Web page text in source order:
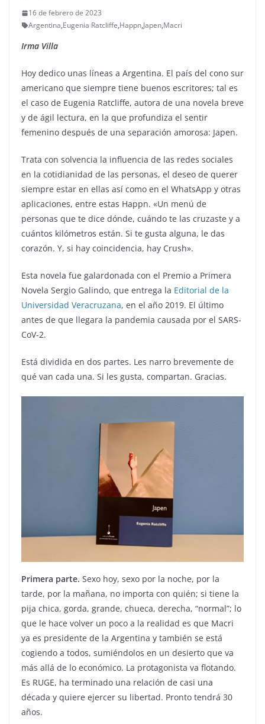
16 de febrero de 2023
Argentina,Eugenia Ratcliffe,Happn,Japen,Macri
Irma Villa
Hoy dedico unas líneas a Argentina. El país del cono sur
americano que siempre tiene buenos escritores; tal es
el caso de Eugenia Ratcliffe, autora de una novela breve
y de ágil lectura, en la que profundiza el sentir
femenino después de una separación amorosa: Japen.
Trata con solvencia la influencia de las redes sociales
en la cotidianidad de las personas, el deseo de querer
siempre estar en ellas así como en el WhatsApp y otras
aplicaciones, entre estas Happn. «Un menú de
personas que te dice dónde, cuándo te las cruzaste y a
cuántos kilómetros están. Si te gusta alguna, le das
corazón. Y, si hay coincidencia, hay Crush».
Esta novela fue galardonada con el Premio a Primera
Novela Sergio Galindo, que entrega la Editorial de la
Universidad Veracruzana, en el año 2019. El último
antes de que llegara la pandemia causada por el SARS-
CoV-2.
Está dividida en dos partes. Les narro brevemente de
qué van cada una. Si les gusta, compartan. Gracias.
Primera parte. Sexo hoy, sexo por la noche, por la
tarde, por la mañana, no importa con quién; si tiene la
pija chica, gorda, grande, chueca, derecha, “normal”; lo
que le hace volver un poco a la realidad es que Macri
ya es presidente de la Argentina y también se está
cogiendo a todos, sumiéndolos en un desierto que va
más allá de lo económico. La protagonista va flotando.
Es RUGE, ha terminado una relación de casi una
década y quiere ejercer su libertad. Pronto tendrá 30
años.